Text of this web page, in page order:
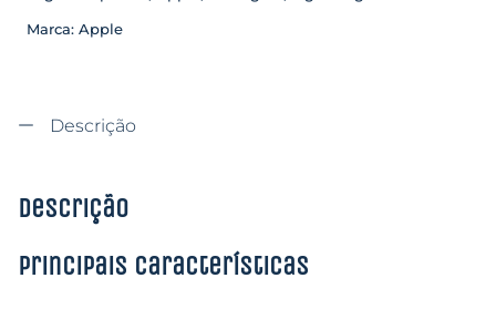
Marca: Apple
Descrição
Descrição
Principais características